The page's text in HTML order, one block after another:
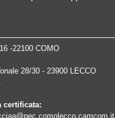
-22100 COMO
28/30 - 23900 LECCO
certificata: